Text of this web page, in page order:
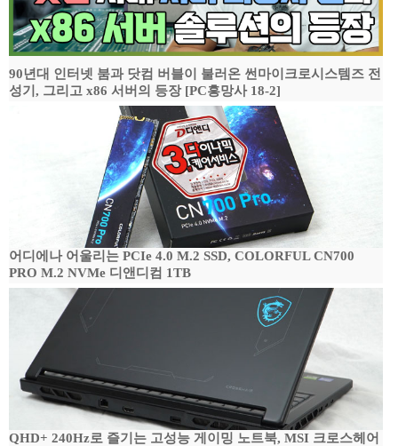
90년대 인터넷 붐과 닷컴 버블이 불러온 썬마이크로시스템즈 전
성기, 그리고 x86 서버의 등장 [PC흥망사 18-2]
어디에나 어울리는 PCIe 4.0 M.2 SSD, COLORFUL CN700
PRO M.2 NVMe 디앤디컴 1TB
QHD+ 240Hz로 즐기는 고성능 게이밍 노트북, MSI 크로스헤어